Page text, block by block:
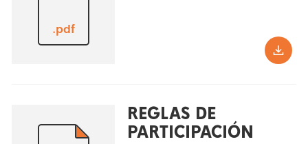
.pdf
REGLAS DE
PARTICIPACIÓN